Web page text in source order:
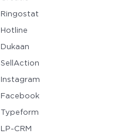
Ringostat
Hotline
Dukaan
SellAction
Instagram
Facebook
Typeform
LP-CRM